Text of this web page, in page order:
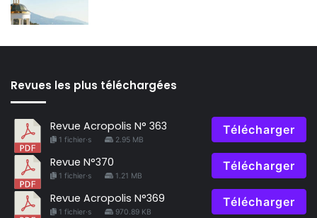
Revues les plus téléchargées
Revue Acropolis N° 363
1 fichier·s 2.95 MB
Télécharger
Revue N°370
1 fichier·s 1.21 MB
Télécharger
Revue Acropolis N°369
1 fichier·s 970.89 KB
Télécharger